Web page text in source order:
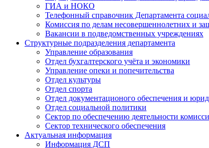
ГИА и НОКО
Телефонный справочник Департамента
Комиссия по делам несовершеннолетних и
Вакансии в подведомственных учреждениях
Структурные подразделения департамента
Управление образования
Отдел бухгалтерского учёта и экономики
Управление опеки и попечительства
Отдел культуры
Отдел спорта
Отдел документационого обеспечения и
Отдел социальной политики
Сектор по обеспечению деятельности
Сектор технического обеспечения
Актуальная информация
Информация ДСП